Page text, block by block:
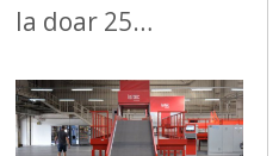
la doar 25…